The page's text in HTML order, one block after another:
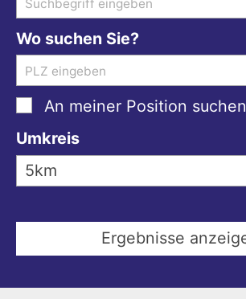
Wo suchen Sie?
An meiner Position suchen
Umkreis